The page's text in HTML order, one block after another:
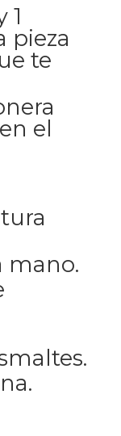
1
pieza
te
el
mano.